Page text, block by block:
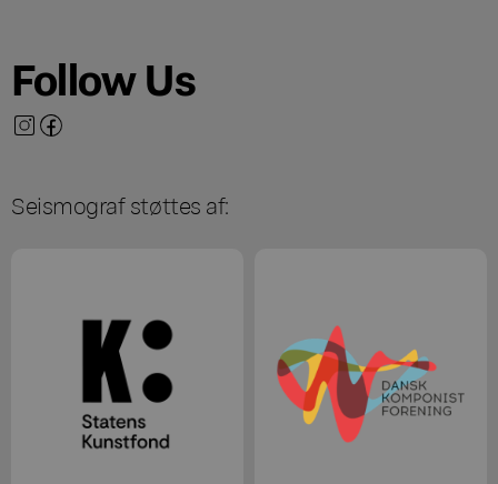
Follow Us
Seismograf støttes af: